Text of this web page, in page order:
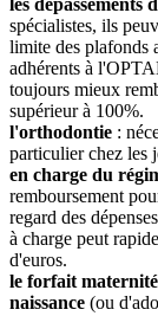
spécialistes, ils
limite des plafonds
adhérents à
toujours mieux
supérieur à 100%.
l'orthodontie :
particulier chez les
en charge du
remboursement
regard des
à charge peut
d'euros.
le forfait maternité
naissance (ou